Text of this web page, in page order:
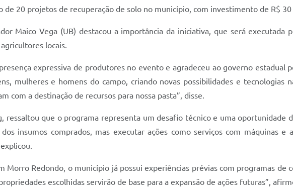
de 20 projetos de recuperação de solo no município, com investimento de R$
Maico Vega (UB) destacou a importância da iniciativa, que será executada
locais.
expressiva de produtores no evento e agradeceu ao governo estadual
mulheres e homens do campo, criando novas possibilidades e tecnologias
com a destinação de recursos para nossa pasta”, disse.
ressaltou que o programa representa um desafio técnico e uma oportunidade
insumos comprados, mas executar ações como serviços com máquinas e
Morro Redondo, o município já possui experiências prévias com programas de
escolhidas servirão de base para a expansão de ações futuras”,